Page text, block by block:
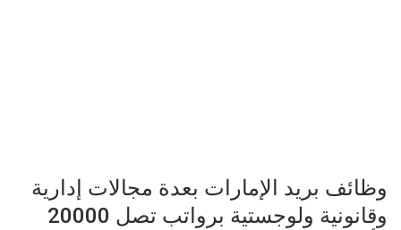
وظائف بريد الإمارات بعدة مجالات إدارية
وقانونية ولوجستية برواتب تصل 20000